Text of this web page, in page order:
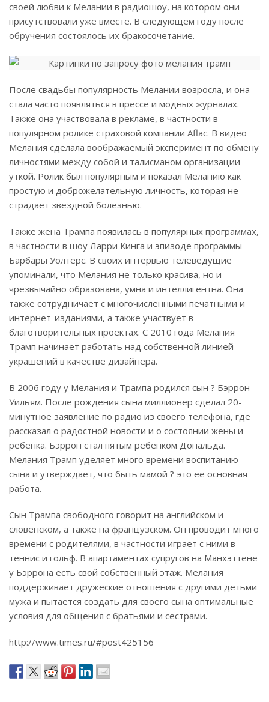
своей любви к Мелании в радиошоу, на котором они
присутствовали уже вместе. В следующем году после
обручения состоялось их бракосочетание.
После свадьбы популярность Мелании возросла, и она
стала часто появляться в прессе и модных журналах.
Также она участвовала в рекламе, в частности в
популярном ролике страховой компании Aflac. В видео
Мелания сделала воображаемый эксперимент по обмену
личностями между собой и талисманом организации —
уткой. Ролик был популярным и показал Меланию как
простую и доброжелательную личность, которая не
страдает звездной болезнью.
Также жена Трампа появилась в популярных программах,
в частности в шоу Ларри Кинга и эпизоде программы
Барбары Уолтерс. В своих интервью телеведущие
упоминали, что Мелания не только красива, но и
чрезвычайно образована, умна и интеллигентна. Она
также сотрудничает с многочисленными печатными и
интернет-изданиями, а также участвует в
благотворительных проектах. С 2010 года Мелания
Трамп начинает работать над собственной линией
украшений в качестве дизайнера.
В 2006 году у Мелания и Трампа родился сын ? Бэррон
Уильям. После рождения сына миллионер сделал 20-
минутное заявление по радио из своего телефона, где
рассказал о радостной новости и о состоянии жены и
ребенка. Бэррон стал пятым ребенком Дональда.
Мелания Трамп уделяет много времени воспитанию
сына и утверждает, что быть мамой ? это ее основная
работа.
Сын Трампа свободного говорит на английском и
словенском, а также на французском. Он проводит много
времени с родителями, в частности играет с ними в
теннис и гольф. В апартаментах супругов на Манхэттене
у Бэррона есть свой собственный этаж. Мелания
поддерживает дружеские отношения с другими детьми
мужа и пытается создать для своего сына оптимальные
условия для общения с братьями и сестрами.
http://www.times.ru/#post425156